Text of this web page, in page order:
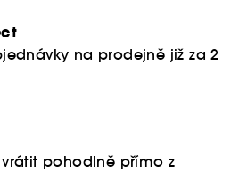
na prodejně již za 2
pohodlně přímo z